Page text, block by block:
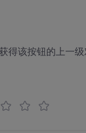
得该按钮的上一